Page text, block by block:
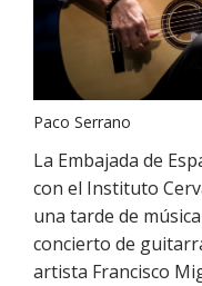
Paco Serrano
La Embajada de
con el Instituto
una tarde de
concierto de
artista Francisco